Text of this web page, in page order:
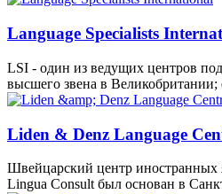
Language Specialists
LSI - один из ведущих центров
высшего звена в
Liden & Denz Language
Швейцарский центр иностранных
Lingua Consult был основан в